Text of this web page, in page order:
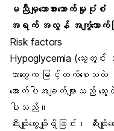
မညီမျှသောစားသောက်မှုပုံစံ
အရက် အလွန် အကျွံသောက်ခ
Risk factors
Hypoglycemia (သွေးတွင်း
ဘာတွေက မြင့်တက်စေသလဲ
အောက်ပါအချက်များသည် သွေ
ပါသည်။
ဆီးချိုသွေးချိုရှိခြင်း၊ ဆီးချိုဆ